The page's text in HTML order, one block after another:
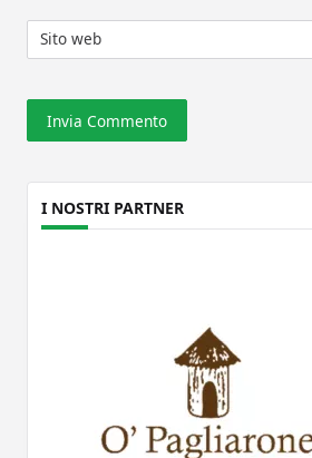
Sito web
I NOSTRI PARTNER